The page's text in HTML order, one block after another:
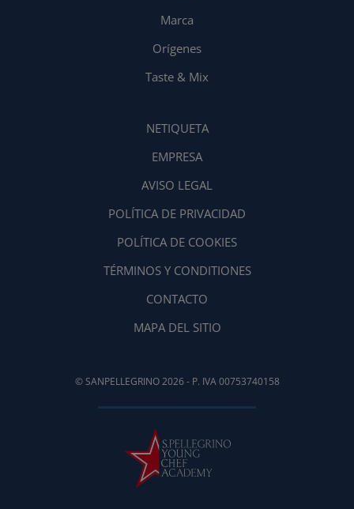
Marca
Orígenes
Taste & Mix
NETIQUETA
EMPRESA
AVISO LEGAL
POLÍTICA DE PRIVACIDAD
POLÍTICA DE COOKIES
TÉRMINOS Y CONDITIONES
CONTACTO
MAPA DEL SITIO
© SANPELLEGRINO 2026 - P. IVA 00753740158